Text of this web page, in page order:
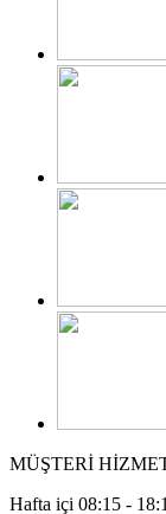
MÜŞTERİ
Hafta içi 08:15 -